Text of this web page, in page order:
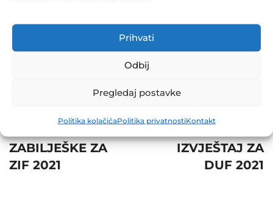
Prihvati
Odbij
Pregledaj postavke
Politika kolačićaPolitika privatnostiKontakt
Share
navigation
ZABILJEŠKE ZA
ZIF 2021
IZVJEŠTAJ ZA
DUF 2021